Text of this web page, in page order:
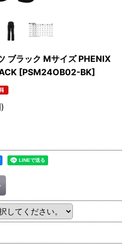
ブラック Mサイズ PHENIX
[PSM24OB02-BK]